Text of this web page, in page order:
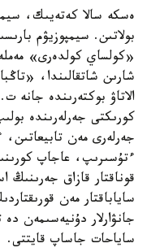
بولاتىن. سيمپوزيۋم
«كولساي كولدەرى»
شارىن شاتقالىندا،
الاتاۋ بوكتەرىندە جانە
كورىكتى جەرلەرىندە
جەرلەرى مەن
ءتۇسىرىپ، عاجاپ
قوناقتار قازاق جەرىنىڭ
ساياباقتار مەن
جانۋارلار دۇنيەسىمەن
ساياحات جاساپ قايتتى.